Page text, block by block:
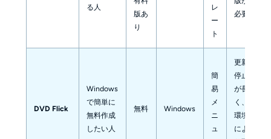
る人
版あ
り
レ
ー
ト
必要
DVD Flick
Windows
で簡単に
無料作成
したい人
無料 Windows
簡
易
メ
ニ
ュ
更新
停止
が長
く、
環境
によ